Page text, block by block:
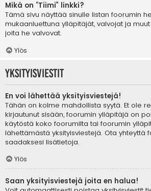
Mikä on “Tiimi” linkki?
Tämä sivu näyttää sinulle listan foorumin
mukaanluettuna ylläpitäjät, valvojat ja
joita he valvovat.
Ylös
Yksityisviestit
En voi lähettää yksityisviestejä!
Tähän on kolme mahdollista syytä. Et ole
kirjautunut sisään, foorumin ylläpitäjä on
käytöstä koko foorumilta tai foorumin
lähettämästä yksityisviestejä. Ota yhteyttä
saadaksesi lisätietoja.
Ylös
Saan yksityisviestejä joita en halua!